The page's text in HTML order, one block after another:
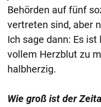
Behörden auf fünf
vertreten sind, aber
Ich sage dann: Es
vollem Herzblut zu
halbherzig.
Wie groß ist der